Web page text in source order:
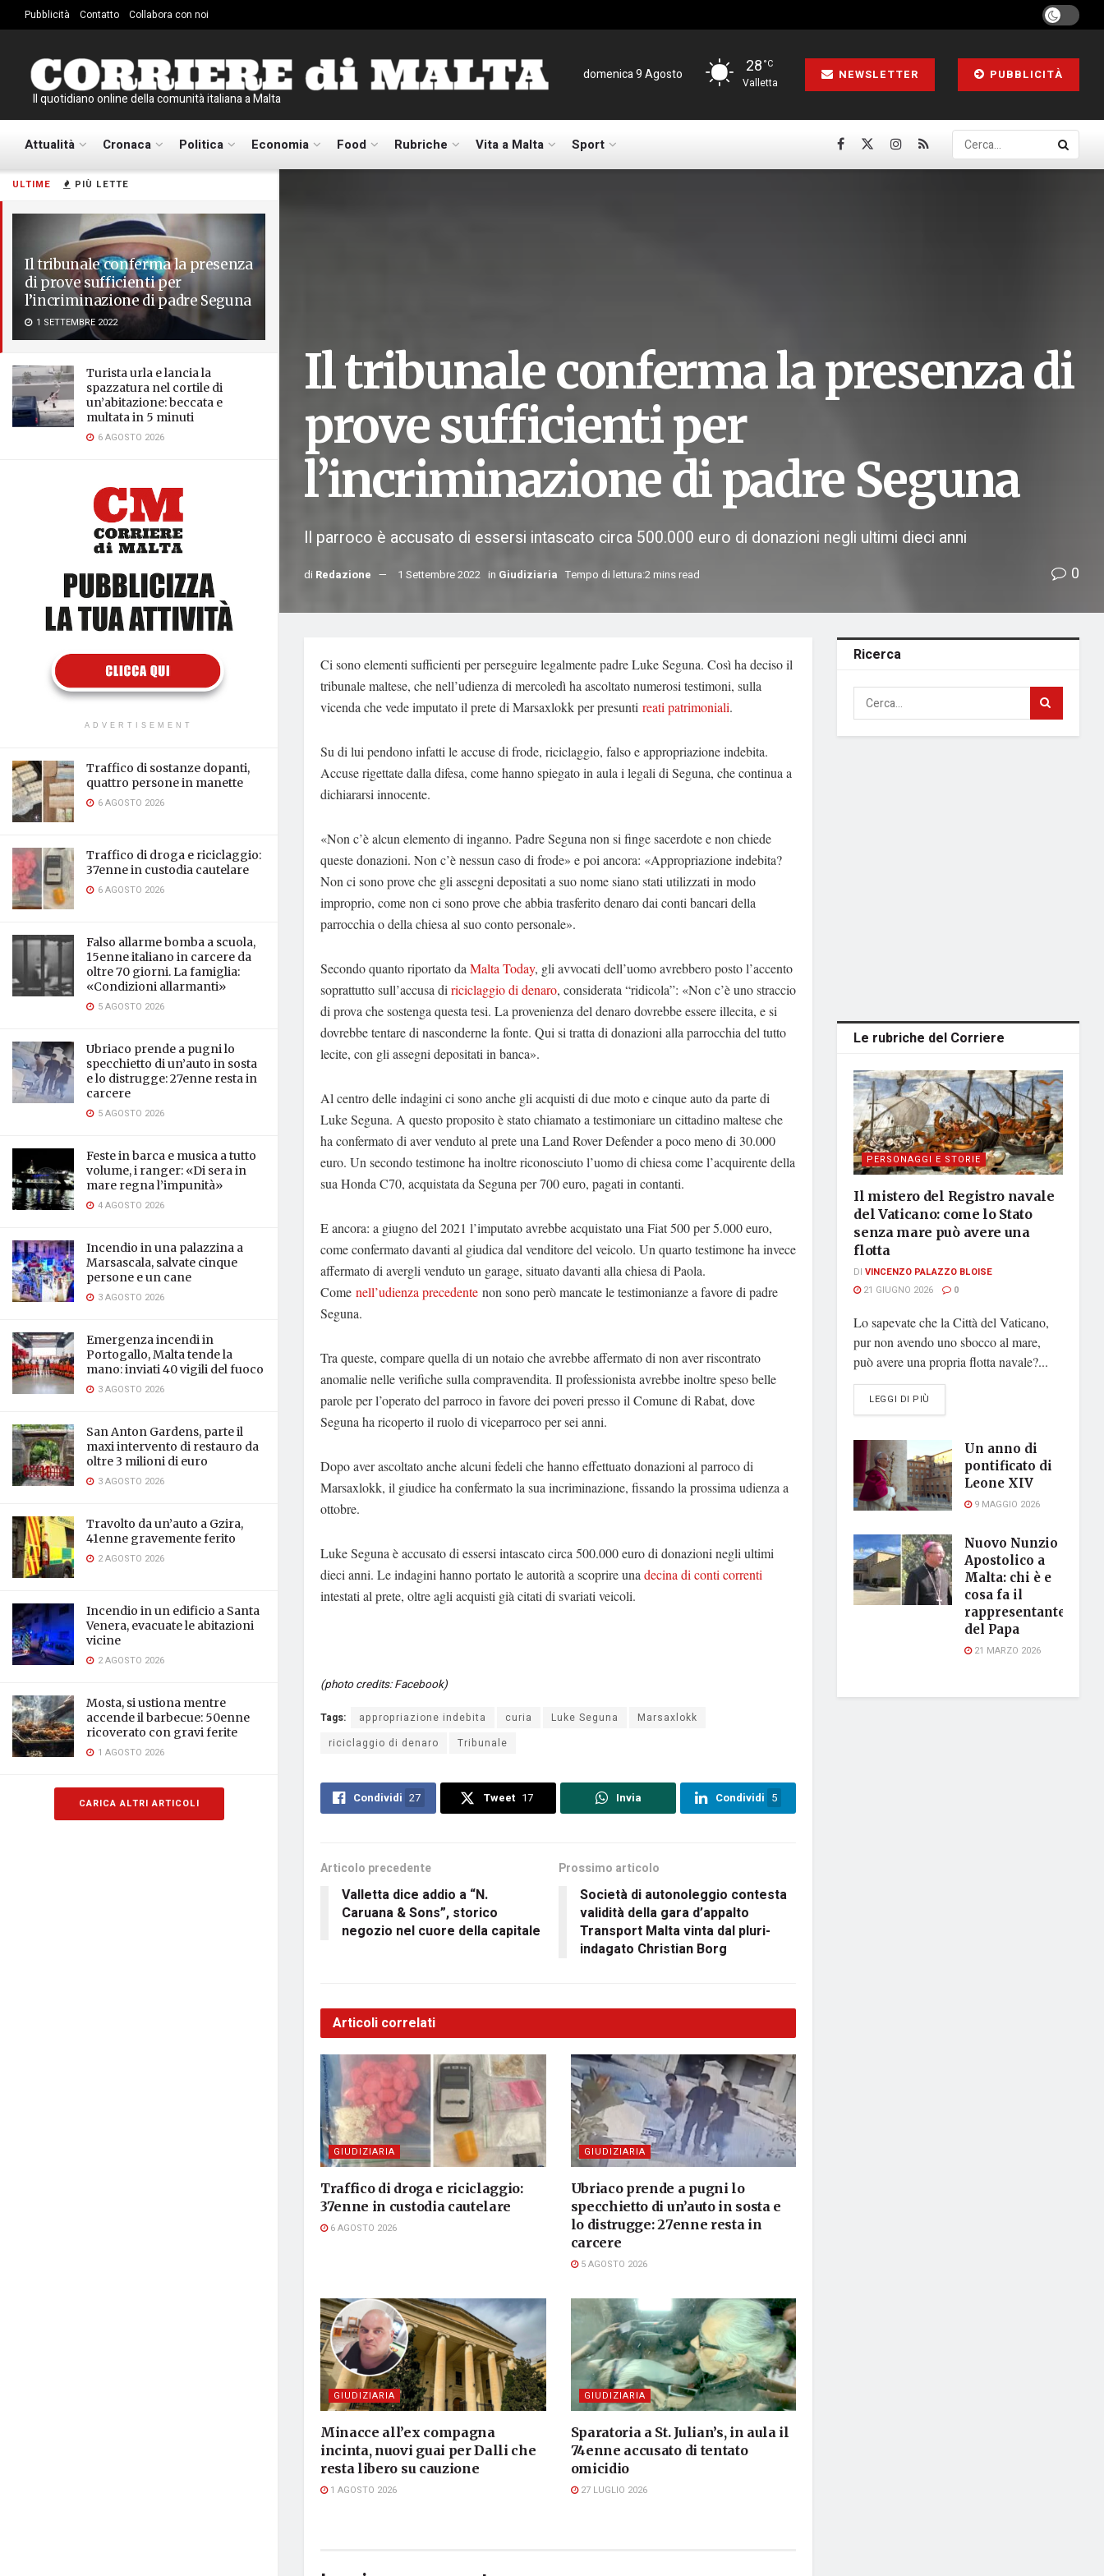
ULTIME PIÙ LETTE
Il tribunale conferma la presenza
di prove sufficienti per
l’incriminazione di padre Seguna
1 SETTEMBRE 2022
Turista urla e lancia la
spazzatura nel cortile di
un’abitazione: beccata e
multata in 5 minuti
6 AGOSTO 2026
ADVERTISEMENT
Traffico di sostanze dopanti,
quattro persone in manette
6 AGOSTO 2026
Traffico di droga e riciclaggio:
37enne in custodia cautelare
6 AGOSTO 2026
Falso allarme bomba a scuola,
15enne italiano in carcere da
oltre 70 giorni. La famiglia:
«Condizioni allarmanti»
5 AGOSTO 2026
Ubriaco prende a pugni lo
specchietto di un’auto in sosta
e lo distrugge: 27enne resta in
carcere
5 AGOSTO 2026
Feste in barca e musica a tutto
volume, i ranger: «Di sera in
mare regna l’impunità»
4 AGOSTO 2026
Incendio in una palazzina a
Marsascala, salvate cinque
persone e un cane
3 AGOSTO 2026
Emergenza incendi in
Portogallo, Malta tende la
mano: inviati 40 vigili del fuoco
3 AGOSTO 2026
San Anton Gardens, parte il
maxi intervento di restauro da
oltre 3 milioni di euro
3 AGOSTO 2026
Travolto da un’auto a Gzira,
41enne gravemente ferito
2 AGOSTO 2026
Incendio in un edificio a Santa
Venera, evacuate le abitazioni
vicine
2 AGOSTO 2026
Mosta, si ustiona mentre
accende il barbecue: 50enne
ricoverato con gravi ferite
1 AGOSTO 2026
CARICA ALTRI ARTICOLI
Pubblicità Contatto Collabora con noi
Il quotidiano online della comunità italiana a Malta
domenica 9 Agosto 28°C
Valletta
NEWSLETTER PUBBLICITÀ
Attualità Cronaca Politica Economia Food Rubriche Vita a Malta Sport
Il tribunale conferma la presenza di
prove sufficienti per
l’incriminazione di padre Seguna
Il parroco è accusato di essersi intascato circa 500.000 euro di donazioni negli ultimi dieci anni
di Redazione 1 Settembre 2022 in Giudiziaria Tempo di lettura:2 mins read 0
Ci sono elementi sufficienti per perseguire legalmente padre Luke Seguna. Così ha deciso il
tribunale maltese, che nell’udienza di mercoledì ha ascoltato numerosi testimoni, sulla
vicenda che vede imputato il prete di Marsaxlokk per presunti reati patrimoniali.
Su di lui pendono infatti le accuse di frode, riciclaggio, falso e appropriazione indebita.
Accuse rigettate dalla difesa, come hanno spiegato in aula i legali di Seguna, che continua a
dichiararsi innocente.
«Non c’è alcun elemento di inganno. Padre Seguna non si finge sacerdote e non chiede
queste donazioni. Non c’è nessun caso di frode» e poi ancora: «Appropriazione indebita?
Non ci sono prove che gli assegni depositati a suo nome siano stati utilizzati in modo
improprio, come non ci sono prove che abbia trasferito denaro dai conti bancari della
parrocchia o della chiesa al suo conto personale».
Secondo quanto riportato da Malta Today, gli avvocati dell’uomo avrebbero posto l’accento
soprattutto sull’accusa di riciclaggio di denaro, considerata “ridicola”: «Non c’è uno straccio
di prova che sostenga questa tesi. La provenienza del denaro dovrebbe essere illecita, e si
dovrebbe tentare di nasconderne la fonte. Qui si tratta di donazioni alla parrocchia del tutto
lecite, con gli assegni depositati in banca».
Al centro delle indagini ci sono anche gli acquisti di due moto e cinque auto da parte di
Luke Seguna. A questo proposito è stato chiamato a testimoniare un cittadino maltese che
ha confermato di aver venduto al prete una Land Rover Defender a poco meno di 30.000
euro. Un secondo testimone ha inoltre riconosciuto l’uomo di chiesa come l’acquirente della
sua Honda C70, acquistata da Seguna per 700 euro, pagati in contanti.
E ancora: a giugno del 2021 l’imputato avrebbe acquistato una Fiat 500 per 5.000 euro,
come confermato davanti al giudica dal venditore del veicolo. Un quarto testimone ha invece
affermato di avergli venduto un garage, situato davanti alla chiesa di Paola.
Come nell’udienza precedente non sono però mancate le testimonianze a favore di padre
Seguna.
Tra queste, compare quella di un notaio che avrebbe affermato di non aver riscontrato
anomalie nelle verifiche sulla compravendita. Il professionista avrebbe inoltre speso belle
parole per l’operato del parroco in favore dei poveri presso il Comune di Rabat, dove
Seguna ha ricoperto il ruolo di viceparroco per sei anni.
Dopo aver ascoltato anche alcuni fedeli che hanno effettuato donazioni al parroco di
Marsaxlokk, il giudice ha confermato la sua incriminazione, fissando la prossima udienza a
ottobre.
Luke Seguna è accusato di essersi intascato circa 500.000 euro di donazioni negli ultimi
dieci anni. Le indagini hanno portato le autorità a scoprire una decina di conti correnti
intestati al prete, oltre agli acquisti già citati di svariati veicoli.
(photo credits: Facebook)
Tags: appropriazione indebita curia Luke Seguna
Marsaxlokk
riciclaggio di denaro
Tribunale
Condividi 27 Tweet 17 Invia Condividi 5
Articolo precedente
Valletta dice addio a “N.
Caruana & Sons”, storico
negozio nel cuore della capitale
Prossimo articolo
Società di autonoleggio contesta
validità della gara d’appalto
Transport Malta vinta dal pluri-
indagato Christian Borg
Articoli correlati
GIUDIZIARIA
Traffico di droga e riciclaggio:
37enne in custodia cautelare
6 AGOSTO 2026
GIUDIZIARIA
Ubriaco prende a pugni lo
specchietto di un’auto in sosta e
lo distrugge: 27enne resta in
carcere
5 AGOSTO 2026
GIUDIZIARIA
Minacce all’ex compagna
incinta, nuovi guai per Dalli che
resta libero su cauzione
1 AGOSTO 2026
GIUDIZIARIA
Sparatoria a St. Julian’s, in aula il
74enne accusato di tentato
omicidio
27 LUGLIO 2026
Ricerca
Le rubriche del Corriere
PERSONAGGI E STORIE
Il mistero del Registro navale
del Vaticano: come lo Stato
senza mare può avere una
flotta
DI VINCENZO PALAZZO BLOISE
21 GIUGNO 2026
0
Lo sapevate che la Città del Vaticano,
pur non avendo uno sbocco al mare,
può avere una propria flotta navale?...
LEGGI DI PIÙ
Un anno di
pontificato di
Leone XIV
9 MAGGIO 2026
Nuovo Nunzio
Apostolico a
Malta: chi è e
cosa fa il
rappresentante
del Papa
21 MARZO 2026